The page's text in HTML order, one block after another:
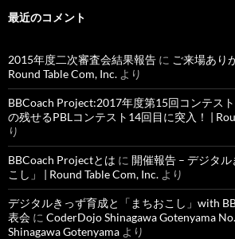
最近のコメント
2015年度二次審査会結果報告 に ご来場あり
Round Table Com, Inc. より
BBCoach Project:2017年度第15回コンテス
の残せるPBLコンテスト14回目に突入！ |
り
BBCoach Projectとは に 開催報告 – デジタ
こし」 | Round Table Com, Inc. より
デジタルきっず育成と「まちおこし」with
表会 に CoderDojo Shinagawa Gotenyama
Shinagawa Gotenyama より